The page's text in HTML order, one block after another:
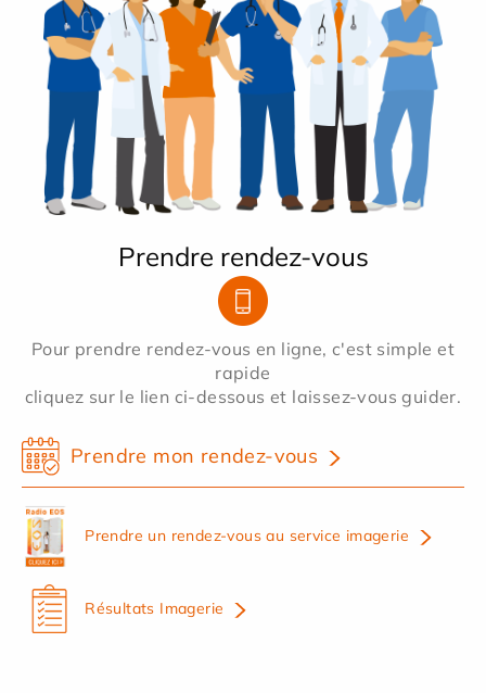
Prendre rendez-vous
Pour prendre rendez-vous en ligne, c'est simple et
rapide
cliquez sur le lien ci-dessous et laissez-vous guider.
Prendre mon rendez-vous
Prendre un rendez-vous au service imagerie
Résultats Imagerie